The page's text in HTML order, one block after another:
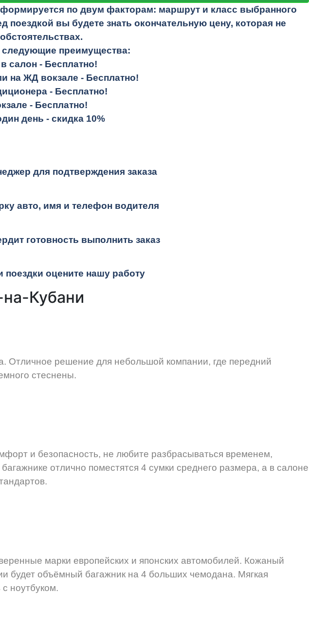
по двум факторам: маршрут и класс выбранного
вы будете знать окончательную цену, которая не
преимущества:
салон - Бесплатно!
на ЖД вокзале - Бесплатно!
- Бесплатно!
- Бесплатно!
день - скидка 10%
для подтверждения заказа
авто, имя и телефон водителя
готовность выполнить заказ
оцените нашу работу
Кубани
Отличное решение для небольшой компании, где передний
стеснены.
и безопасность, не любите разбрасываться временем,
отлично поместятся 4 сумки среднего размера, а в салоне
марки европейских и японских автомобилей. Кожаный
будет объёмный багажник на 4 больших чемодана. Мягкая
ноутбуком.